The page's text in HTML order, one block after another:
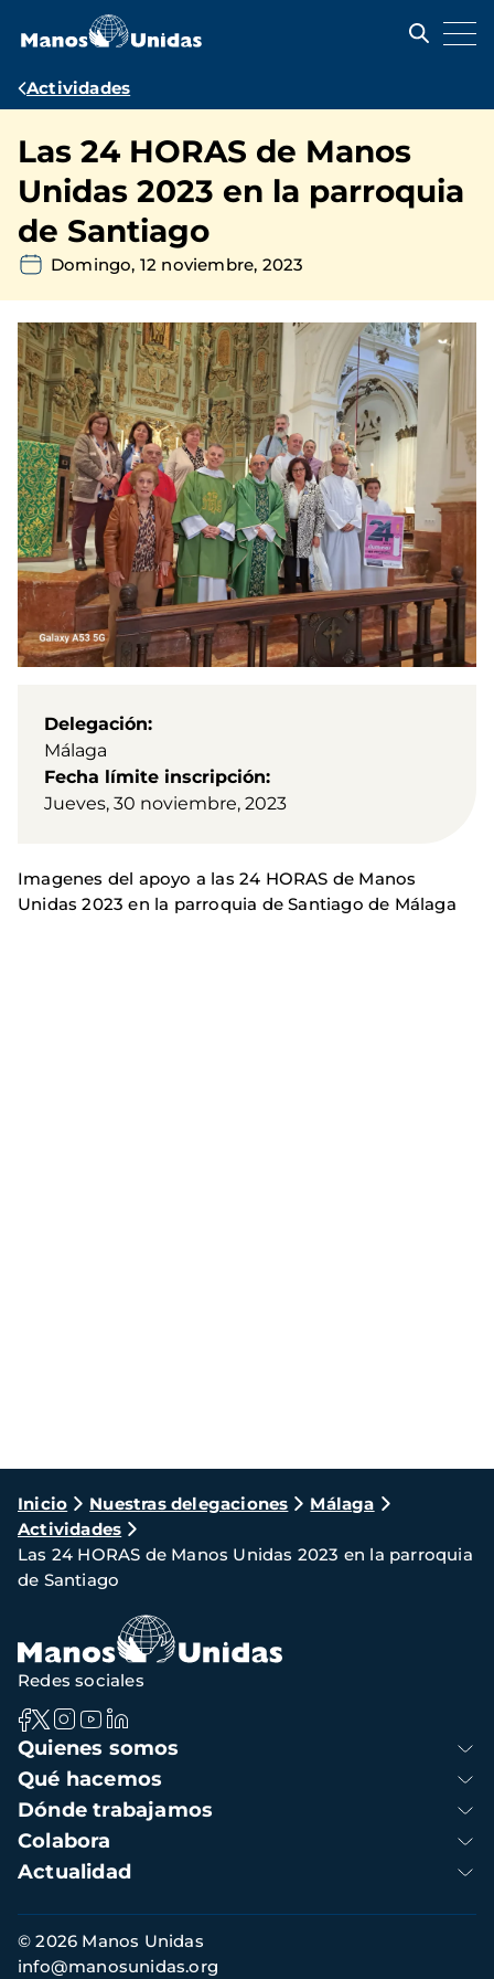
contenido
Ruta
navegación
Actividades
Las 24 HORAS de Manos
Unidas 2023 en la parroquia
de Santiago
Domingo, 12 noviembre, 2023
Delegación
Málaga
Fecha límite inscripción
Jueves, 30 noviembre, 2023
Imagenes del apoyo a las 24 HORAS de Manos
Unidas 2023 en la parroquia de Santiago de Málaga
Ruta
de
navegación
Inicio Nuestras delegaciones
Málaga
Actividades
Las 24 HORAS de Manos Unidas 2023 en la parroquia
de Santiago
Navegación
principal
Quienes somos
Qué hacemos
Dónde trabajamos
Colabora
Actualidad
Redes sociales
Información
de
© 2026 Manos Unidas
info@manosunidas.org